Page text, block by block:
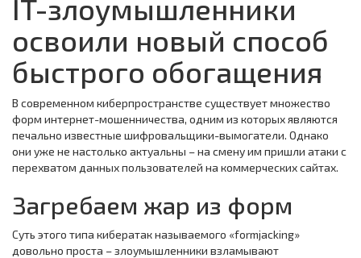
IT-злоумышленники
освоили новый способ
быстрого обогащения
В современном киберпространстве существует множество
форм интернет-мошенничества, одним из которых являются
печально известные шифровальщики-вымогатели. Однако
они уже не настолько актуальны – на смену им пришли атаки с
перехватом данных пользователей на коммерческих сайтах.
Загребаем жар из форм
Суть этого типа кибератак называемого «formjacking»
довольно проста – злоумышленники взламывают